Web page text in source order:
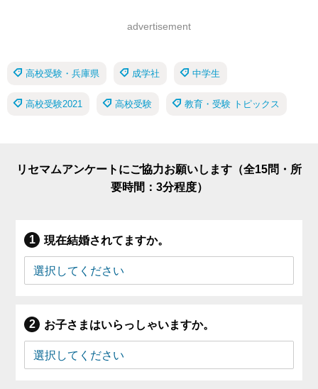
advertisement
高校受験・兵庫県 成学社 中学生
高校受験2021 高校受験 教育・受験 トピックス
リセマムアンケートにご協力お願いします（全15問・所
要時間：3分程度）
現在結婚されてますか。
お子さまはいらっしゃいますか。